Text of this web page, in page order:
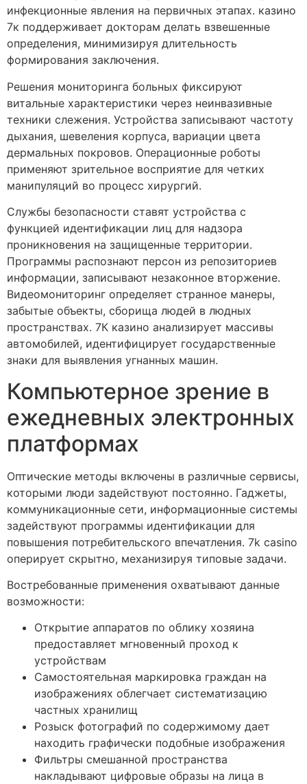
инфекционные явления на первичных этапах. казино
7к поддерживает докторам делать взвешенные
определения, минимизируя длительность
формирования заключения.
Решения мониторинга больных фиксируют
витальные характеристики через неинвазивные
техники слежения. Устройства записывают частоту
дыхания, шевеления корпуса, вариации цвета
дермальных покровов. Операционные роботы
применяют зрительное восприятие для четких
манипуляций во процесс хирургий.
Службы безопасности ставят устройства с
функцией идентификации лиц для надзора
проникновения на защищенные территории.
Программы распознают персон из репозиториев
информации, записывают незаконное вторжение.
Видеомониторинг определяет странное манеры,
забытые объекты, сборища людей в людных
пространствах. 7К казино анализирует массивы
автомобилей, идентифицирует государственные
знаки для выявления угнанных машин.
Компьютерное зрение в
ежедневных электронных
платформах
Оптические методы включены в различные сервисы,
которыми люди задействуют постоянно. Гаджеты,
коммуникационные сети, информационные системы
задействуют программы идентификации для
повышения потребительского впечатления. 7k casino
оперирует скрытно, механизируя типовые задачи.
Востребованные применения охватывают данные
возможности:
Открытие аппаратов по облику хозяина
предоставляет мгновенный проход к
устройствам
Самостоятельная маркировка граждан на
изображениях облегчает систематизацию
частных хранилищ
Розыск фотографий по содержимому дает
находить графически подобные изображения
Фильтры смешанной пространства
накладывают цифровые образы на лица в